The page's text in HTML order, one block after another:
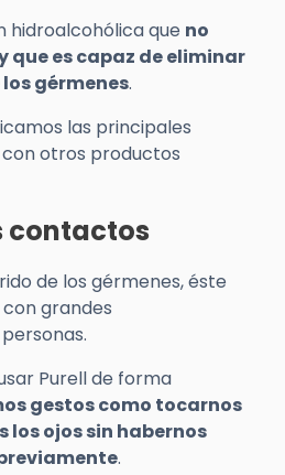
hidroalcohólica que no
que es capaz de eliminar
gérmenes.
las principales
otros productos
contactos
de los gérmenes, éste
grandes
Purell de forma
gestos como tocarnos
los ojos sin habernos
.